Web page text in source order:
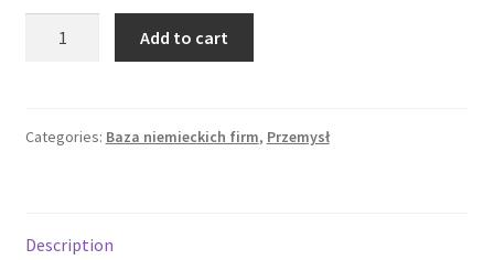
quantity
Add to cart
Categories: Baza niemieckich firm, Przemysł
Description